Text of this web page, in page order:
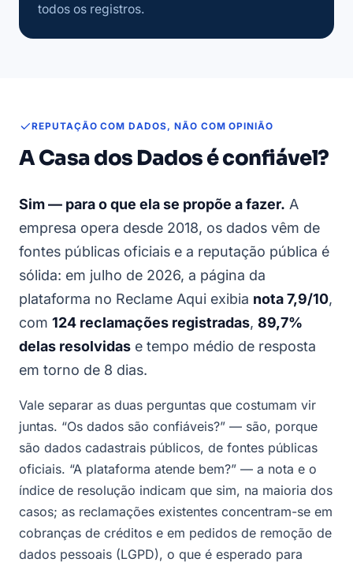
todos os registros.
REPUTAÇÃO COM DADOS, NÃO COM OPINIÃO
A Casa dos Dados é confiável?
Sim — para o que ela se propõe a fazer. A
empresa opera desde 2018, os dados vêm de
fontes públicas oficiais e a reputação pública é
sólida: em julho de 2026, a página da
plataforma no Reclame Aqui exibia nota 7,9/10,
com 124 reclamações registradas, 89,7%
delas resolvidas e tempo médio de resposta
em torno de 8 dias.
Vale separar as duas perguntas que costumam vir
juntas. “Os dados são confiáveis?” — são, porque
são dados cadastrais públicos, de fontes públicas
oficiais. “A plataforma atende bem?” — a nota e o
índice de resolução indicam que sim, na maioria dos
casos; as reclamações existentes concentram-se em
cobranças de créditos e em pedidos de remoção de
dados pessoais (LGPD), o que é esperado para